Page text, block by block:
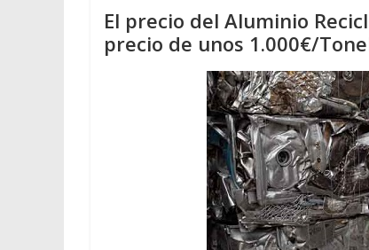
El precio del Aluminio
precio de unos 1.000€/